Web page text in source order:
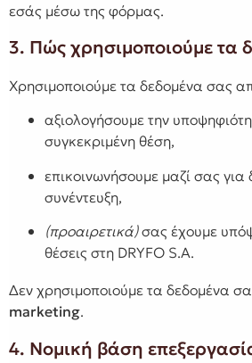
εσάς μέσω της φόρμας.
3. Πώς χρησιμοποιούμε τα
Χρησιμοποιούμε τα δεδομένα σας
αξιολογήσουμε την
συγκεκριμένη θέση,
επικοινωνήσουμε μαζί σας για
συνέντευξη,
(προαιρετικά)σας έχουμε
θέσεις στη DRYFO S.A.
Δεν χρησιμοποιούμε τα δεδομένα
marketing.
4. Νομική βάση